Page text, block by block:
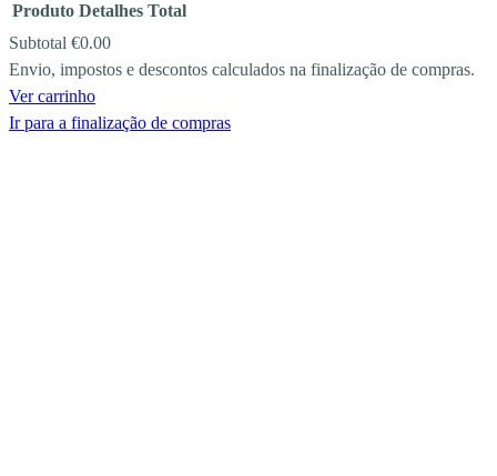
PRODUCTS
IN
Produto Detalhes Total
Subtotal €0.00
Envio, impostos e descontos calculados na finalização de compras.
Ver carrinho
Ir para a finalização de compras